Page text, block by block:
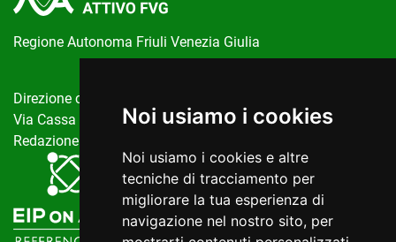
Noi usiamo i cookies
Noi usiamo i cookies e altre
tecniche di tracciamento per
migliorare la tua esperienza di
navigazione nel nostro sito, per
Regione Autonoma Friuli Venezia Giulia
Direzione centrale salute, politiche sociali e disabilità
Via Cassa di Risparmio, 10 Trieste
Redazione del portale: